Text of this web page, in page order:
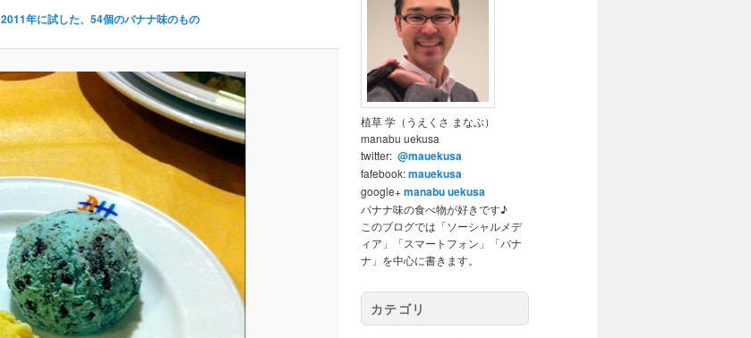
2011年に試した、54個のバナナ味のもの
植草 学（うえくさ まなぶ）
manabu uekusa
twitter: @mauekusa
fafebook:mauekusa
google+manabu uekusa
バナナ味の食べ物が好きです♪
このブログでは「ソーシャルメデ
ィア」「スマートフォン」「バナ
ナ」を中心に書きます。
カテゴリ